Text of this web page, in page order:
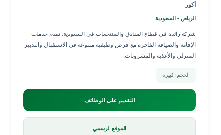
أكور
الرياض - السعودية
شركة رائدة في قطاع الفنادق والمنتجعات في السعودية. تقدم خدمات
الإقامة والضيافة الفاخرة مع فرص وظيفية متنوعة في الاستقبال والتدبير
المنزلي والأغذية والمشروبات.
الحجم: كبيرة
التقديم على الوظائف
الموقع الرسمي